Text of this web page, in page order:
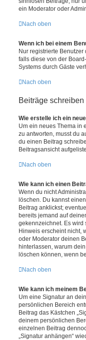
ein Moderator oder
Nach oben
Wenn ich bei einem
Nur registrierte
falls diese von der
Systems durch Gäste
Nach oben
Beiträge schreiben
Wie erstelle ich ein
Um ein neues Thema in
zu antworten, musst du
du einen Beitrag
Beitragsansicht
Nach oben
Wie kann ich einen
Wenn du nicht
löschen. Du kannst
Beitrag anklickst;
bereits jemand auf
gekennzeichnet. Es wird
Hinweis erscheint nicht,
oder Moderator deinen
hinterlassen, warum
löschen können, wenn
Nach oben
Wie kann ich meinem
Um eine Signatur an
persönlichen Bereich
Beitrag das Kästchen
deinem persönlichen
einzelnen Beitrag
„Signatur anhängen“